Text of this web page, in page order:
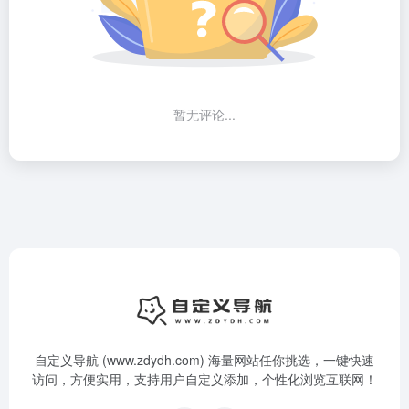
暂无评论...
自定义导航 (www.zdydh.com) 海量网站任你挑选，一键快速
访问，方便实用，支持用户自定义添加，个性化浏览互联网！